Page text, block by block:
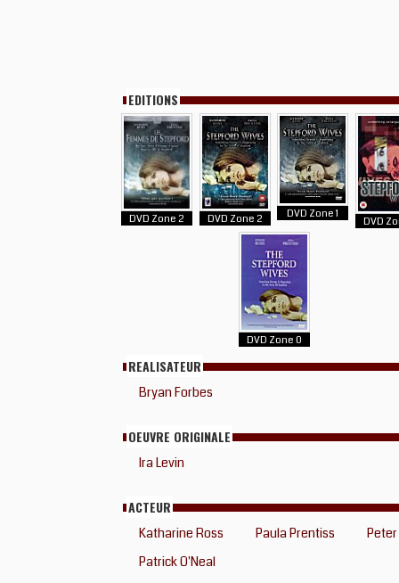
EDITIONS
DVD Zone 2 DVD Zone 2 DVD Zone 1
DVD
DVD Zone 0
REALISATEUR
Bryan Forbes
OEUVRE ORIGINALE
Ira Levin
ACTEUR
Katharine Ross Paula Prentiss
Patrick O'Neal